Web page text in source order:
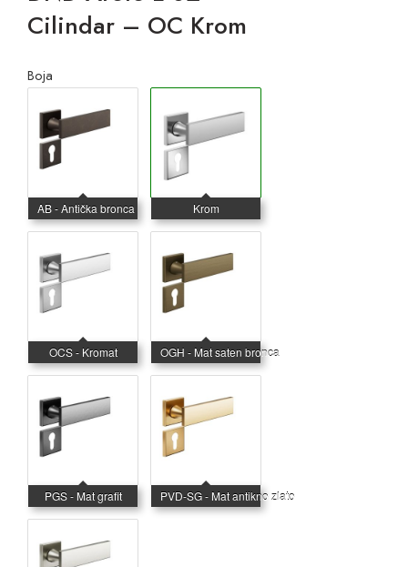
Cilindar – OC Krom
Boja